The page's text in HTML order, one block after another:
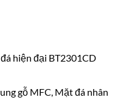
hiện đại BT2301CD
gỗ MFC, Mặt đá nhân